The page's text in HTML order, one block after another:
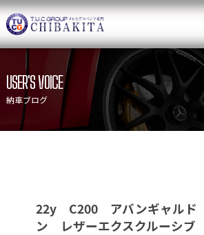
TUCグルー
ニュース
目玉車両一覧
保証＆サービス
TUCとは？
USER'S VOICE
納車ブログ
22y C200 アバンギャルド
ン レザーエクスクルーシ